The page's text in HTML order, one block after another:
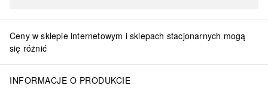
Ceny w sklepie internetowym i sklepach stacjonarnych mogą
się różnić
INFORMACJE O PRODUKCIE